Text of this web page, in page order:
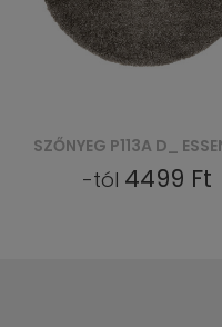
-tól 4499 Ft